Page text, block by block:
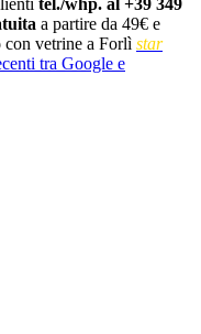
tel./whp. al +39 349
a partire da 49€ e
con vetrine a Forlì star
tra Google e